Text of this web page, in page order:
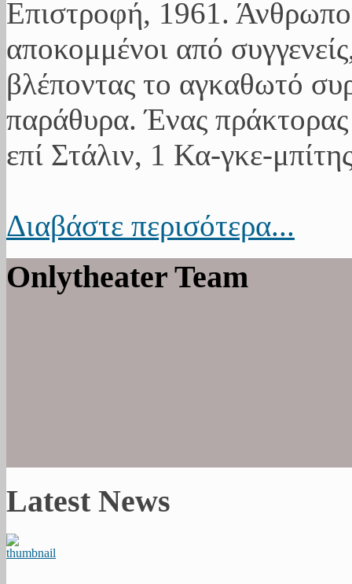
Επιστροφή, 1961.
αποκομμένοι από
βλέποντας το αγκαθωτό
παράθυρα. Ένας
επί Στάλιν, 1 Κα-γκε-
Διαβάστε περισότερα...
Onlytheater Team
Latest News